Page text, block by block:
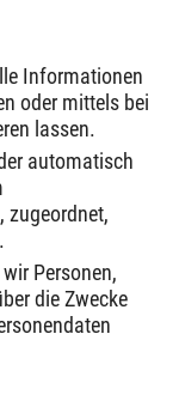
Informationen
oder mittels bei
lassen.
automatisch
zugeordnet,
Personen,
die Zwecke